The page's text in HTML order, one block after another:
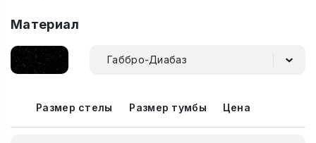
Материал
Габбро-Диабаз
Размер стелы Размер тумбы Цена